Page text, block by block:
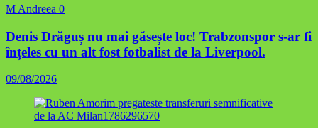
M Andreea 0
Denis Drăguș nu mai găsește loc! Trabzonspor s-ar fi
înțeles cu un alt fost fotbalist de la Liverpool.
09/08/2026